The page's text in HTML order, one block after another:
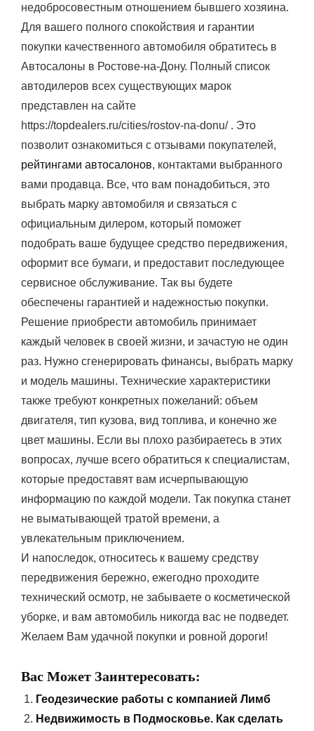
недобросовестным отношением бывшего хозяина.
Для вашего полного спокойствия и гарантии
покупки качественного автомобиля обратитесь в
Автосалоны в Ростове-на-Дону. Полный список
автодилеров всех существующих марок
представлен на сайте
https://topdealers.ru/cities/rostov-na-donu/ . Это
позволит ознакомиться с отзывами покупателей,
рейтингами автосалонов, контактами выбранного
вами продавца. Все, что вам понадобиться, это
выбрать марку автомобиля и связаться с
официальным дилером, который поможет
подобрать ваше будущее средство передвижения,
оформит все бумаги, и предоставит последующее
сервисное обслуживание. Так вы будете
обеспечены гарантией и надежностью покупки.
Решение приобрести автомобиль принимает
каждый человек в своей жизни, и зачастую не один
раз. Нужно сгенерировать финансы, выбрать марку
и модель машины. Технические характеристики
также требуют конкретных пожеланий: объем
двигателя, тип кузова, вид топлива, и конечно же
цвет машины. Если вы плохо разбираетесь в этих
вопросах, лучше всего обратиться к специалистам,
которые предоставят вам исчерпывающую
информацию по каждой модели. Так покупка станет
не выматывающей тратой времени, а
увлекательным приключением.
И напоследок, относитесь к вашему средству
передвижения бережно, ежегодно проходите
технический осмотр, не забываете о косметической
уборке, и вам автомобиль никогда вас не подведет.
Желаем Вам удачной покупки и ровной дороги!
Вас Может Заинтересовать:
Геодезические работы с компанией Лимб
Недвижимость в Подмосковье. Как сделать